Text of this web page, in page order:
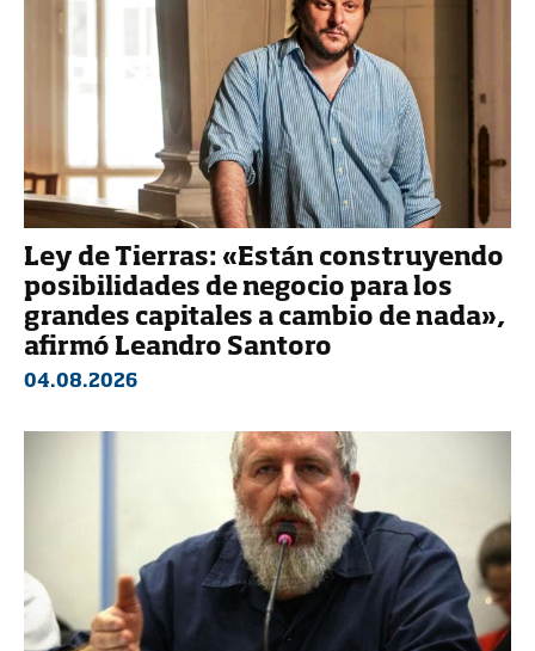
Ley de Tierras: «Están construyendo
posibilidades de negocio para los
grandes capitales a cambio de nada»,
afirmó Leandro Santoro
04.08.2026